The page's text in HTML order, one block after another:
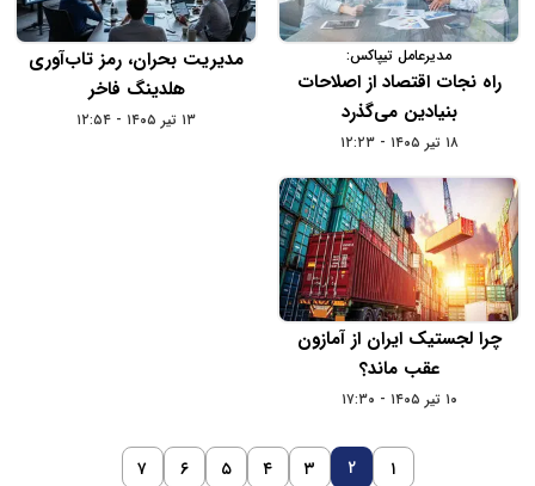
مدیرعامل تیپاکس:
راه نجات اقتصاد از اصلاحات
بنیادین می‌گذرد
۱۸ تیر ۱۴۰۵ - ۱۲:۲۳
مدیریت بحران، رمز تاب‌آوری
هلدینگ فاخر
۱۳ تیر ۱۴۰۵ - ۱۲:۵۴
چرا لجستیک ایران از آمازون
عقب ماند؟
۱۰ تیر ۱۴۰۵ - ۱۷:۳۰
۱ ۲ ۳ ۴ ۵ ۶ ۷